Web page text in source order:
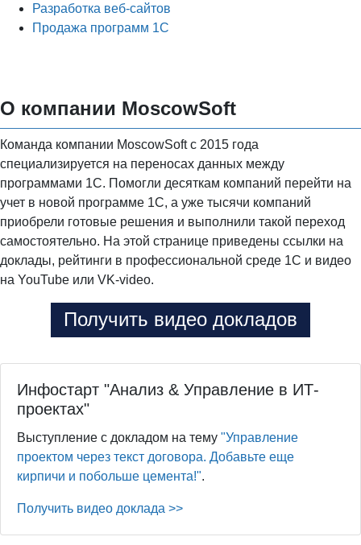
Разработка веб-сайтов
Продажа программ 1С
О компании MoscowSoft
Команда компании MoscowSoft с 2015 года
специализируется на переносах данных между
программами 1С. Помогли десяткам компаний перейти на
учет в новой программе 1С, а уже тысячи компаний
приобрели готовые решения и выполнили такой переход
самостоятельно. На этой странице приведены ссылки на
доклады, рейтинги в профессиональной среде 1С и видео
на YouTube или VK-video.
Получить видео докладов
Инфостарт "Анализ & Управление в ИТ-
проектах"
Выступление с докладом на тему "Управление
проектом через текст договора. Добавьте еще
кирпичи и побольше цемента!".
Получить видео доклада >>